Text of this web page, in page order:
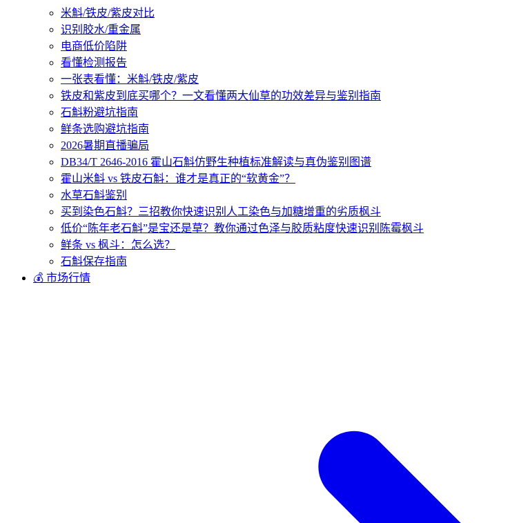
米斛/铁皮/紫皮对比
识别胶水/重金属
电商低价陷阱
看懂检测报告
一张表看懂：米斛/铁皮/紫皮
铁皮和紫皮到底买哪个？一文看懂两大仙草的功效差异与鉴别指南
石斛粉避坑指南
鲜条选购避坑指南
2026暑期直播骗局
DB34/T 2646-2016 霍山石斛仿野生种植标准解读与真伪鉴别图谱
霍山米斛 vs 铁皮石斛：谁才是真正的“软黄金”？
水草石斛鉴别
买到染色石斛？三招教你快速识别人工染色与加糖增重的劣质枫斗
低价“陈年老石斛”是宝还是草？教你通过色泽与胶质粘度快速识别陈霉枫斗
鲜条 vs 枫斗：怎么选？
石斛保存指南
💰 市场行情